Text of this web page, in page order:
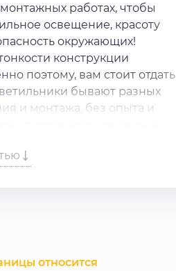
работах, чтобы
освещение, красоту
окружающих!
конструкции
поэтому, вам стоит отдать
бывают разных
и монтажа, без опыта и
установке светильник на
относится